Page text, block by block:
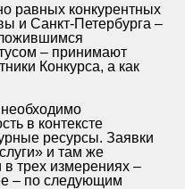
равных конкурентных
и Санкт-Петербурга –
– принимают
Конкурса, а как
в контексте
ресурсы. Заявки
и там же
трех измерениях –
– по следующим